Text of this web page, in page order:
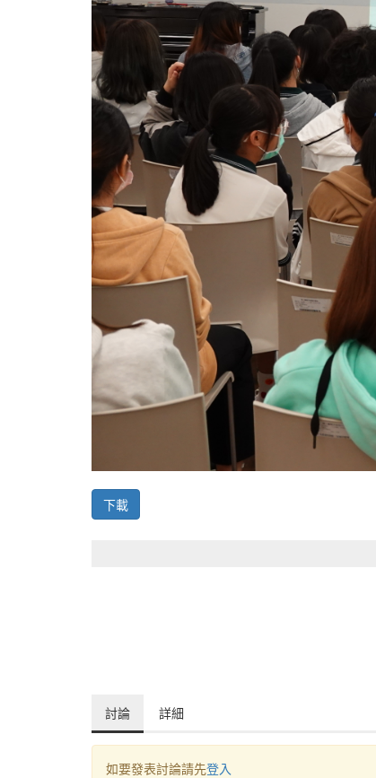
下載
討論 詳細
如要發表討論請先登入